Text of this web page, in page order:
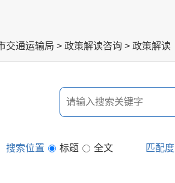
交通运输局 > 政策解读咨询 > 政策解读
搜索位置 标题 全文 匹配度